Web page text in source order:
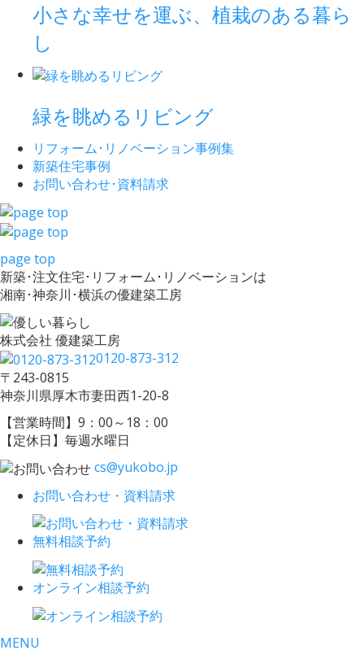
小さな幸せを運ぶ、植栽のある暮ら
し
緑を眺めるリビング
リフォーム･ リノベーション事例集
新築住宅事例
お問い合わせ･資料請求
page top
新築･注文住宅･リフォーム･リノベーションは
湘南･神奈川･横浜の優建築工房
株式会社 優建築工房
0120-873-312
〒243-0815
神奈川県厚木市妻田西1-20-8
【営業時間】9：00～18：00
【定休日】毎週水曜日
cs@yukobo.jp
お問い合わせ・資料請求
無料相談予約
オンライン相談予約
MENU